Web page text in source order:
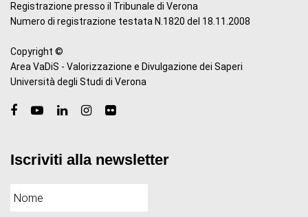
Registrazione presso il Tribunale di Verona
Numero di registrazione testata N.1820 del 18.11.2008
Copyright ©
Area VaDiS - Valorizzazione e Divulgazione dei Saperi
Università degli Studi di Verona
Iscriviti alla newsletter